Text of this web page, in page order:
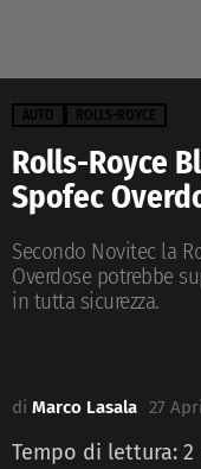
AUTO ROLLS-ROYCE
Rolls-Royce
Spofec
Secondo Novitec la
Overdose potrebbe
in tutta sicurezza.
di Marco Lasala 27
Tempo di lettura: 2